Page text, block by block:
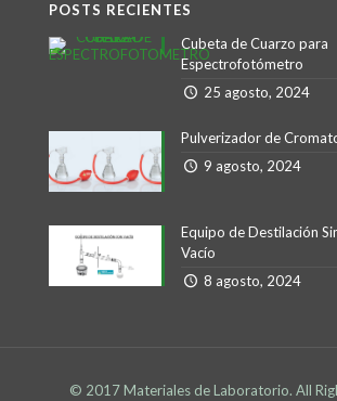
POSTS RECIENTES
Cubeta de Cuarzo para
Espectrofotómetro
25 agosto, 2024
Pulverizador de
9 agosto, 2024
Equipo de Destilación
Vacío
8 agosto, 2024
© 2017 Materiales de Laboratorio. All